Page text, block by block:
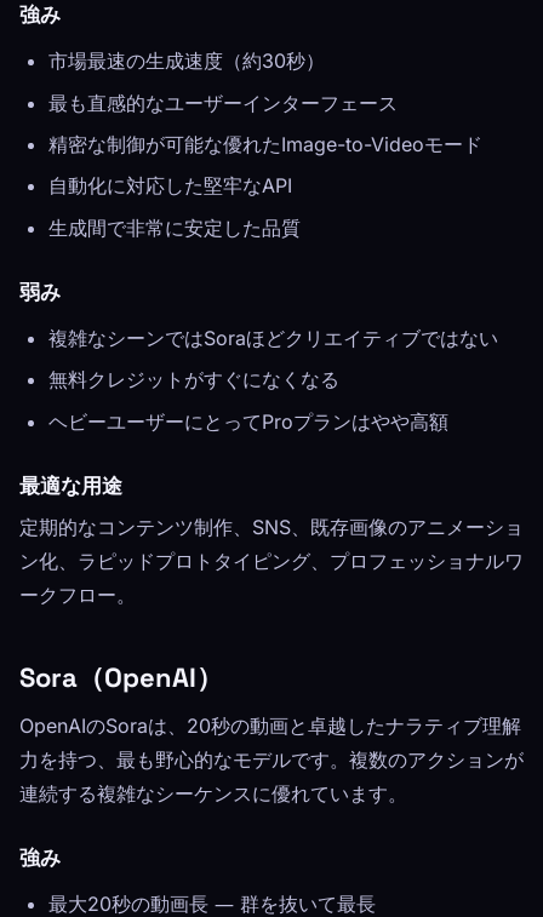
強み
市場最速の生成速度（約30秒）
最も直感的なユーザーインターフェース
精密な制御が可能な優れたImage-to-Videoモード
自動化に対応した堅牢なAPI
生成間で非常に安定した品質
弱み
複雑なシーンではSoraほどクリエイティブではない
無料クレジットがすぐになくなる
ヘビーユーザーにとってProプランはやや高額
最適な用途
定期的なコンテンツ制作、SNS、既存画像のアニメーショ
ン化、ラピッドプロトタイピング、プロフェッショナルワ
ークフロー。
Sora（OpenAI）
OpenAIのSoraは、20秒の動画と卓越したナラティブ理解
力を持つ、最も野心的なモデルです。複数のアクションが
連続する複雑なシーケンスに優れています。
強み
最大20秒の動画長 ― 群を抜いて最長